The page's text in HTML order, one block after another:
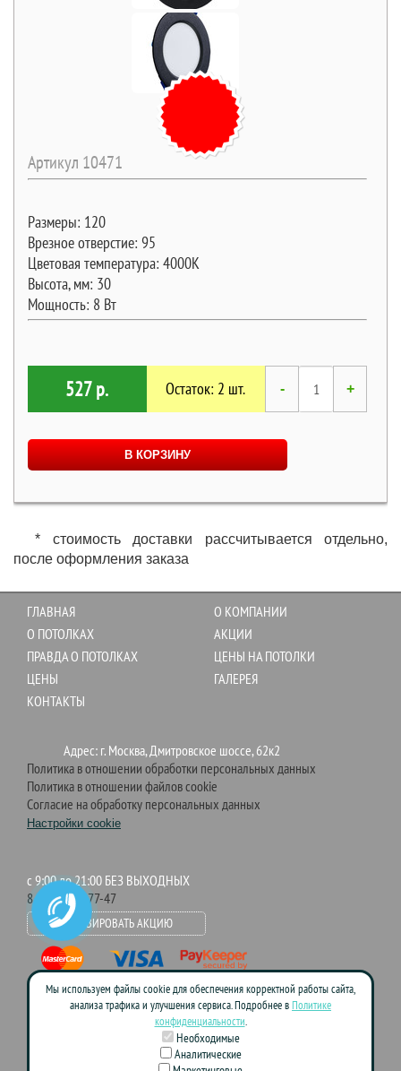
Артикул 10471
Размеры: 120
Врезное отверстие: 95
Цветовая температура: 4000К
Высота, мм: 30
Мощность: 8 Вт
527 р. Остаток: 2 шт. - +
В КОРЗИНУ
* стоимость доставки рассчитывается отдельно,
после оформления заказа
ГЛАВНАЯ
О КОМПАНИИ
О ПОТОЛКАХ
АКЦИИ
ПРАВДА О ПОТОЛКАХ
ЦЕНЫ НА ПОТОЛКИ
ЦЕНЫ
ГАЛЕРЕЯ
КОНТАКТЫ
Адрес: г. Москва, Дмитровское шоссе, 62к2
Политика в отношении обработки персональных данных
Политика в отношении файлов cookie
Согласие на обработку персональных данных
Настройки cookie
Данный сайт носит информационно-справочный характер и ни при
каких условиях не является публичной офертой. Пожалуйста, для
уточнения цен и условий акций обращайтесь к менеджерам компании.
c 9:00 до 21:00 БЕЗ ВЫХОДНЫХ
8 (495) 755-77-47
АКТИВИРОВАТЬ АКЦИЮ
Мы используем файлы cookie для обеспечения корректной работы сайта,
анализа трафика и улучшения сервиса. Подробнее вПолитике
конфиденциальности.
Необходимые
Аналитические